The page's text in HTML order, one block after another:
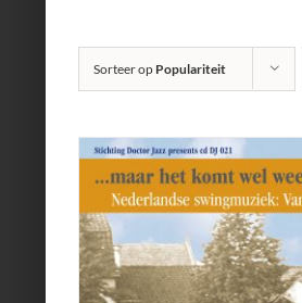
Sorteer op Populariteit